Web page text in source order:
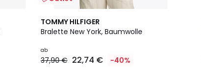
TOMMY HILFIGER
Bralette New York, Baumwolle
ab
37,90 € 22,74 € -40%
2
Farben